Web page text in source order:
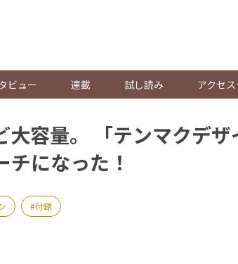
ビュー 連載 試し読み アクセ
大容量。 「テンマクデ
チになった！
付録